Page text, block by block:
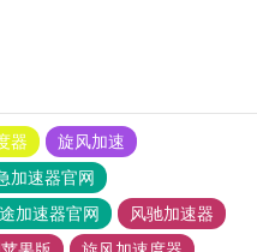
器
旋风加速
加速器官网
加速器官网
风驰加速器